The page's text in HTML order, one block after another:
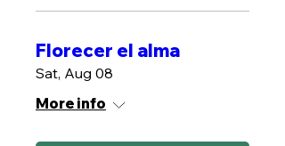
Florecer el alma
Sat, Aug 08
More info